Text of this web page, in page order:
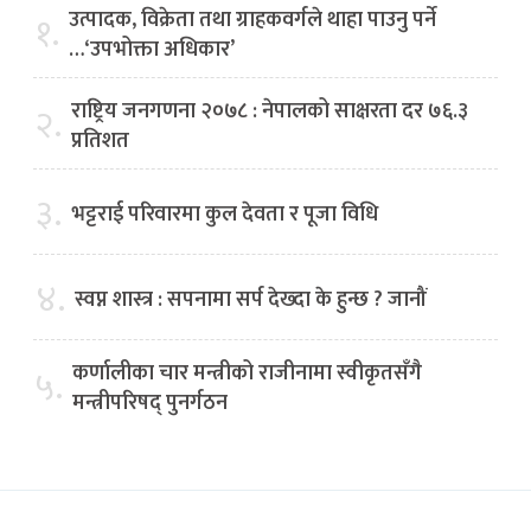
१. उत्पादक, विक्रेता तथा ग्राहकवर्गले थाहा पाउनु पर्ने
…‘उपभोक्ता अधिकार’
२. राष्ट्रिय जनगणना २०७८ : नेपालको साक्षरता दर ७६.३
प्रतिशत
३. भट्टराई परिवारमा कुल देवता र पूजा विधि
४. स्वप्न शास्त्र : सपनामा सर्प देख्दा के हुन्छ ? जानौं
५. कर्णालीका चार मन्त्रीको राजीनामा स्वीकृतसँगै
मन्त्रीपरिषद् पुनर्गठन